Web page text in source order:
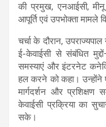
की प्रमुख, एनआईसी,
आपूर्ति एवं उपभोक्ता मामले
चर्चा के दौरान,
ई-केवाईसी से संबंधित
समस्याएं और इंटरनेट
हल करने को कहा। उन्होंने
मार्गदर्शन और प्रशिक्षण
केवाईसी प्रक्रिया का
सके।